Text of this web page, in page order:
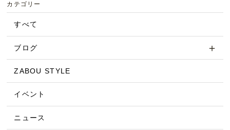
カテゴリー
すべて
ブログ
ZABOU STYLE
イベント
ニュース